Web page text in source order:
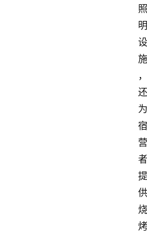
照
明
设
施
，
还
为
宿
营
者
提
供
烧
烤